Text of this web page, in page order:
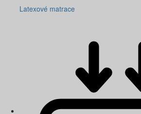
Latexové matrace